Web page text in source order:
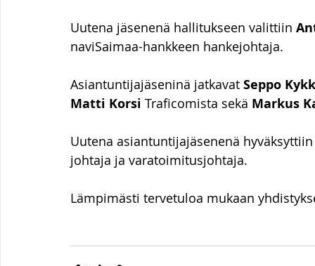
Uutena jäsenenä hallitukseen valittiin
naviSaimaa-hankkeen hankejohtaja.
Asiantuntijajäseninä jatkavat Seppo
Matti Korsi Traficomista sekä Markus
Uutena asiantuntijajäsenenä
johtaja ja varatoimitusjohtaja.
Lämpimästi tervetuloa mukaan